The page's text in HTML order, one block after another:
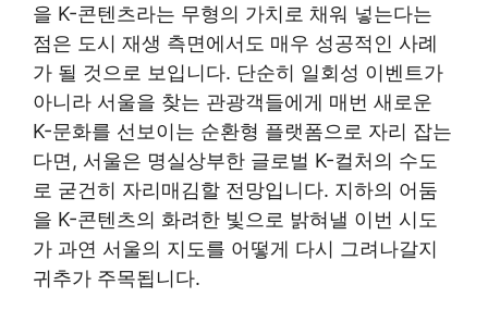
을 K-콘텐츠라는 무형의 가치로 채워 넣는다는
점은 도시 재생 측면에서도 매우 성공적인 사례
가 될 것으로 보입니다. 단순히 일회성 이벤트가
아니라 서울을 찾는 관광객들에게 매번 새로운
K-문화를 선보이는 순환형 플랫폼으로 자리 잡는
다면, 서울은 명실상부한 글로벌 K-컬처의 수도
로 굳건히 자리매김할 전망입니다. 지하의 어둠
을 K-콘텐츠의 화려한 빛으로 밝혀낼 이번 시도
가 과연 서울의 지도를 어떻게 다시 그려나갈지
귀추가 주목됩니다.